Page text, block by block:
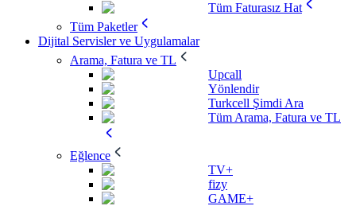
Tüm Faturasız Hat
Tüm Paketler
Dijital Servisler ve Uygulamalar
Arama, Fatura ve TL
Upcall
Yönlendir
Turkcell Şimdi Ara
Tüm Arama, Fatura ve TL
Eğlence
TV+
fizy
GAME+